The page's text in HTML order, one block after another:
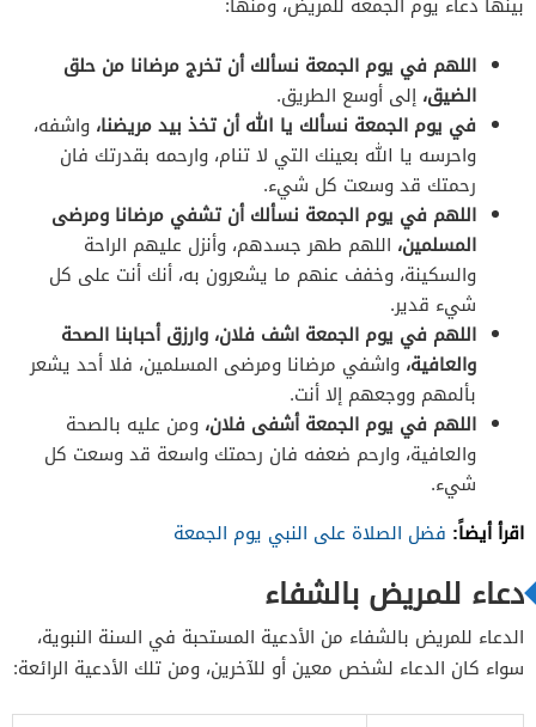
اللهم في يوم الجمعة نسألك أن تخرج مرضانا من حلق
الضيق، إلى أوسع الطريق.
في يوم الجمعة نسألك يا الله أن تخذ بيد مريضنا، واشفه،
واحرسه يا الله بعينك التي لا تنام، وارحمه بقدرتك فان
رحمتك قد وسعت كل شيء.
اللهم في يوم الجمعة نسألك أن تشفي مرضانا ومرضى
المسلمين، اللهم طهر جسدهم، وأنزل عليهم الراحة
والسكينة، وخفف عنهم ما يشعرون به، أنك أنت على كل
شيء قدير.
اللهم في يوم الجمعة اشف فلان، وارزق أحبابنا الصحة
والعافية، واشفي مرضانا ومرضى المسلمين، فلا أحد يشعر
بألمهم ووجعهم إلا أنت.
اللهم في يوم الجمعة أشفى فلان، ومن عليه بالصحة
والعافية، وارحم ضعفه فان رحمتك واسعة قد وسعت كل
شيء.
اقرأ أيضاً: فضل الصلاة على النبي يوم الجمعة
دعاء للمريض بالشفاء
الدعاء للمريض بالشفاء من الأدعية المستحبة في السنة النبوية،
سواء كان الدعاء لشخص معين أو للآخرين، ومن تلك الأدعية الرائعة: